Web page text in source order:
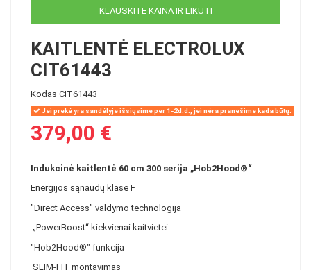
KLAUSKITE KAINA IR LIKUTI
KAITLENTĖ ELECTROLUX
CIT61443
Kodas CIT61443
Jei prekė yra sandėlyje išsiųsime per 1-2d.d., jei nėra pranešime kada būtų.
379,00 €
Indukcinė kaitlentė 60 cm 300 serija „Hob2Hood®“
Energijos sąnaudų klasė F
"Direct Access" valdymo technologija
„PowerBoost“ kiekvienai kaitvietei
"Hob2Hood®" funkcija
SLIM-FIT montavimas